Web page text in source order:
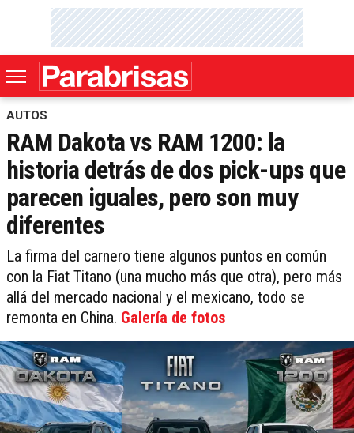
AUTOS
RAM Dakota vs RAM 1200: la
historia detrás de dos pick-ups que
parecen iguales, pero son muy
diferentes
La firma del carnero tiene algunos puntos en común
con la Fiat Titano (una mucho más que otra), pero más
allá del mercado nacional y el mexicano, todo se
remonta en China. Galería de fotos